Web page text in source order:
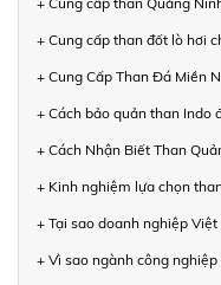
+ Cung cấp than đốt lò hơi
+ Cung Cấp Than Đá Miền
+ Cách bảo quản than Indo
+ Cách Nhận Biết Than
+ Kinh nghiệm lựa chọn
+ Tại sao doanh nghiệp
+ Vì sao ngành công